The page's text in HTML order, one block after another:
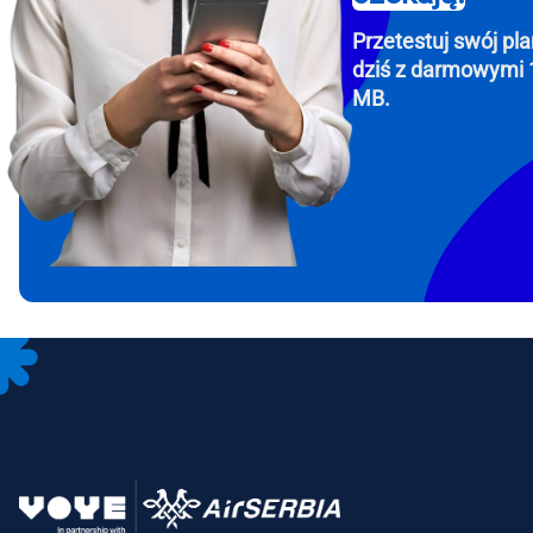
To
Then,
in
Przetestuj swój
dziś z darmowymi
MB.